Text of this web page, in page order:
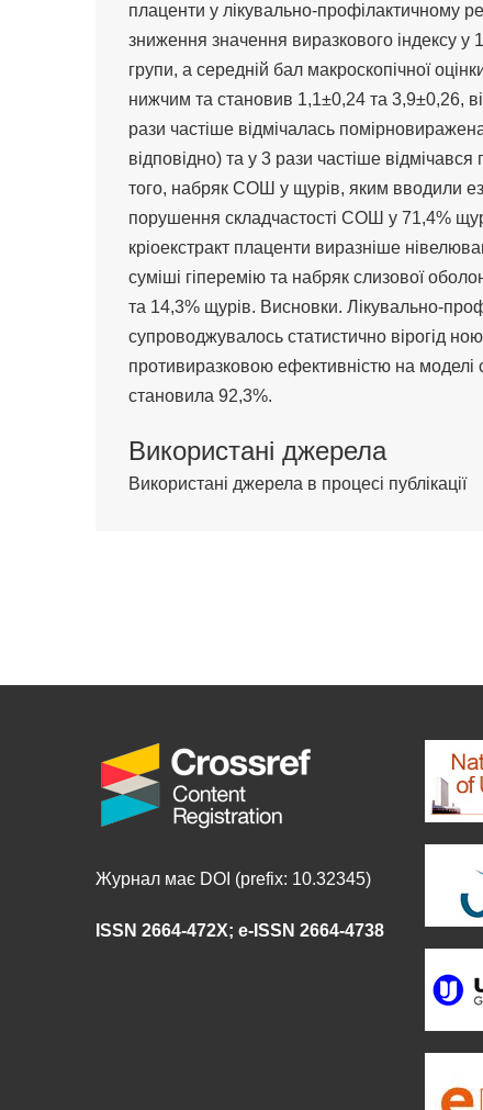
плаценти у лікувально-профілактичному
зниження значення виразкового індексу у
групи, а середній бал макроскопічної
нижчим та становив 1,1±0,24 та 3,9±0,26,
рази частіше відмічалась
відповідно) та у 3 рази частіше
того, набряк СОШ у щурів, яким вводили
порушення складчастості СОШ у 71,4%
кріоекстракт плаценти виразніше
суміші гіперемію та набряк слизової
та 14,3% щурів. Висновки. Лікувально-
супроводжувалось статистично вірогід
противиразковою ефективністю на
становила 92,3%.
Використані джерела
Використані джерела в процесі публікації
Журнал має DOI (prefix: 10.32345)
ISSN 2664-472X; e-ISSN 2664-4738